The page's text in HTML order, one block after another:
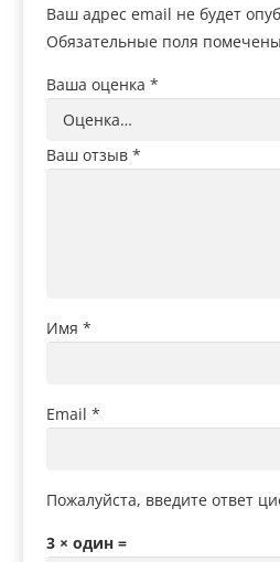
Ваш адрес email не будет
Обязательные поля помечены
Ваша оценка *
Ваш отзыв *
Имя *
Email *
Пожалуйста, введите ответ
3 × один =